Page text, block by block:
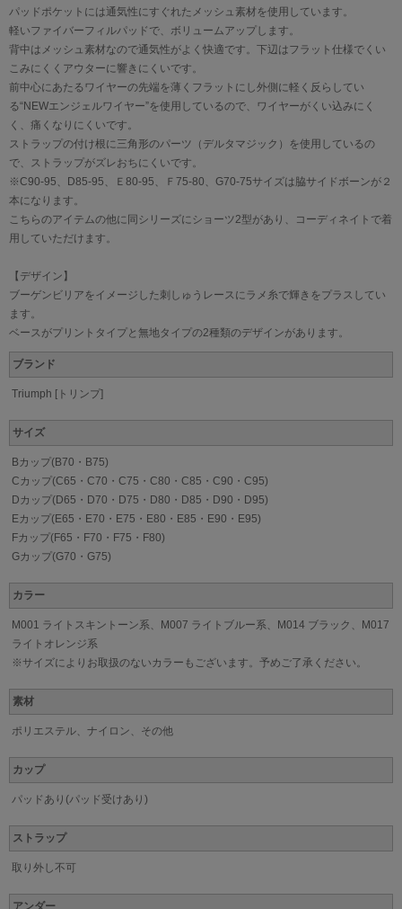
パッドポケットには通気性にすぐれたメッシュ素材を使用しています。
軽いファイバーフィルパッドで、ボリュームアップします。
背中はメッシュ素材なので通気性がよく快適です。下辺はフラット仕様でくい
こみにくくアウターに響きにくいです。
前中心にあたるワイヤーの先端を薄くフラットにし外側に軽く反らしてい
る“NEWエンジェルワイヤー”を使用しているので、ワイヤーがくい込みにく
く、痛くなりにくいです。
ストラップの付け根に三角形のパーツ（デルタマジック）を使用しているの
で、ストラップがズレおちにくいです。
※C90-95、D85-95、Ｅ80-95、Ｆ75-80、G70-75サイズは脇サイドボーンが２
本になります。
こちらのアイテムの他に同シリーズにショーツ2型があり、コーディネイトで着
用していただけます。
【デザイン】
ブーゲンビリアをイメージした刺しゅうレースにラメ糸で輝きをプラスしてい
ます。
ベースがプリントタイプと無地タイプの2種類のデザインがあります。
ブランド
Triumph [トリンプ]
サイズ
Bカップ(B70・B75)
Cカップ(C65・C70・C75・C80・C85・C90・C95)
Dカップ(D65・D70・D75・D80・D85・D90・D95)
Eカップ(E65・E70・E75・E80・E85・E90・E95)
Fカップ(F65・F70・F75・F80)
Gカップ(G70・G75)
カラー
M001 ライトスキントーン系、M007 ライトブルー系、M014 ブラック、M017
ライトオレンジ系
※サイズによりお取扱のないカラーもございます。予めご了承ください。
素材
ポリエステル、ナイロン、その他
カップ
パッドあり(パッド受けあり)
ストラップ
取り外し不可
アンダー